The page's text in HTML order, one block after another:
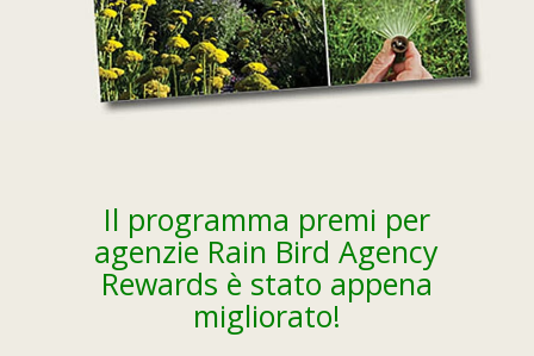
Il programma premi per
agenzie Rain Bird Agency
Rewards è stato appena
migliorato!